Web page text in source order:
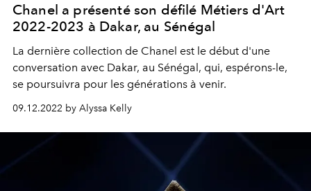
Chanel a présenté son défilé Métiers d'Art
2022-2023 à Dakar, au Sénégal
La dernière collection de Chanel est le début d'une
conversation avec Dakar, au Sénégal, qui, espérons-le,
se poursuivra pour les générations à venir.
09.12.2022 by Alyssa Kelly